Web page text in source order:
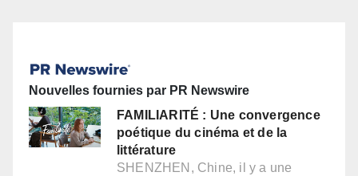
Nouvelles fournies par PR Newswire
FAMILIARITÉ : Une convergence
poétique du cinéma et de la
littérature
SHENZHEN, Chine, il y a une